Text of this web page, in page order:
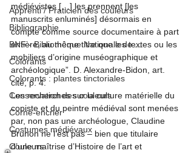
Apprenti / Praticien des couleurs
Bibliographie
BNF - Bibliothèque Nationale de ...
Colorants
Colorants : plantes tinctoriales
Conservation des couleurs
Corne-encrier
Costumes médiévaux
Couleurs
médiévistes […] les prennent [les
manuscrits enluminés] désormais en
compte comme source documentaire à part
entière, au même titre que les textes ou les
mobiliers d’origine muséographique et
archéologique”. D. Alexandre-Bidon, art.
cité, p. 4.
Les recherches sur la culture matérielle du
copiste et du peintre médiéval sont menées
par, non pas une archéologue, Claudine
Brunon ne l’est pas – bien que titulaire
d’une maîtrise d’Histoire de l’art et